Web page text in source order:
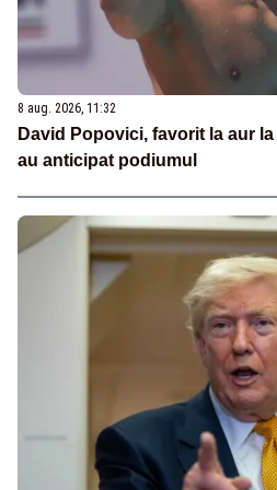
8 aug. 2026, 11:32
David Popovici, favorit la aur
au anticipat podiumul